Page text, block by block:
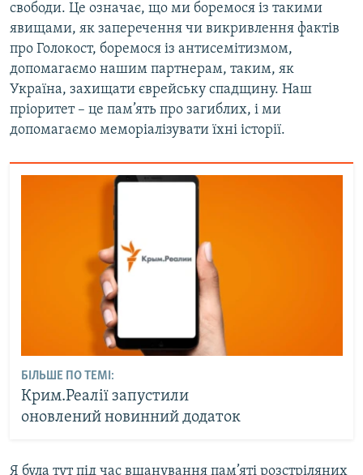
свободи. Це означає, що ми боремося із такими
явищами, як заперечення чи викривлення фактів
про Голокост, боремося із антисемітизмом,
допомагаємо нашим партнерам, таким, як
Україна, захищати єврейську спадщину. Наш
пріоритет – це пам’ять про загиблих, і ми
допомагаємо меморіалізувати їхні історії.
БІЛЬШЕ ПО ТЕМІ:
Крим.Реалії запустили
оновлений новинний додаток
Я була тут під час вшанування пам’яті розстріляних